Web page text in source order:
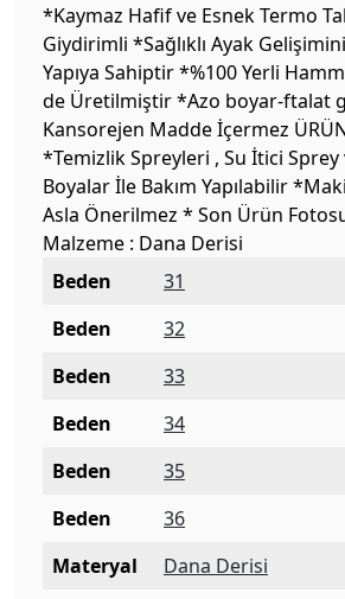
*Kaymaz Hafif ve Esnek Termo
Giydirimli *Sağlıklı Ayak
Yapıya Sahiptir *%100 Yerli
de Üretilmiştir *Azo boyar-ftalat
Kansorejen Madde İçermez
*Temizlik Spreyleri , Su İtici
Boyalar İle Bakım Yapılabilir
Asla Önerilmez * Son Ürün
Malzeme : Dana Derisi
Beden
31
Beden
32
Beden
33
Beden
34
Beden
35
Beden
36
Materyal
Dana Derisi